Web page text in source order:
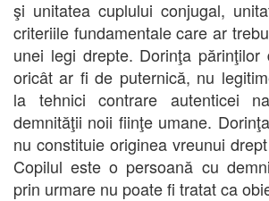
şi unitatea cuplului conjugal,
criteriile fundamentale care ar
unei legi drepte. Dorinţa
oricât ar fi de puternică, nu
la tehnici contrare autenticei
demnităţii noii fiinţe umane.
nu constituie originea vreunui
Copilul este o persoană cu
prin urmare nu poate fi tratat ca